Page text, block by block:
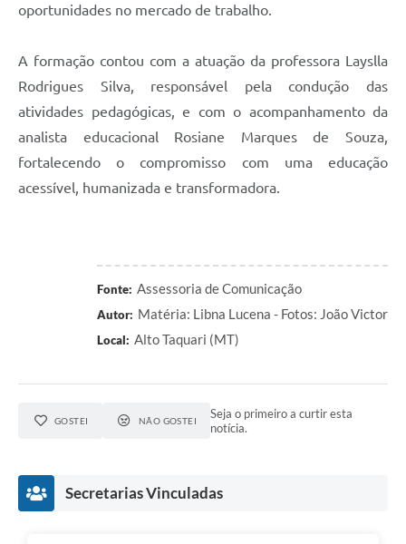
oportunidades no mercado de trabalho.
A formação contou com a atuação da professora Layslla
Rodrigues Silva, responsável pela condução das
atividades pedagógicas, e com o acompanhamento da
analista educacional Rosiane Marques de Souza,
fortalecendo o compromisso com uma educação
acessível, humanizada e transformadora.
Fonte: Assessoria de Comunicação
Autor: Matéria: Libna Lucena - Fotos: João Victor
Local: Alto Taquari (MT)
GOSTEI NÃO GOSTEI
Seja o primeiro a curtir esta
notícia.
Secretarias Vinculadas